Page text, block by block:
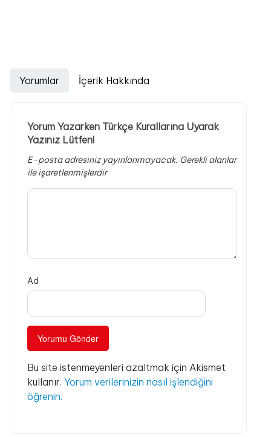
Yorumlar İçerik Hakkında
Yorum Yazarken Türkçe Kurallarına Uyarak
Yazınız Lütfen!
E-posta adresiniz yayınlanmayacak. Gerekli alanlar
ile işaretlenmişlerdir
Ad
Bu site istenmeyenleri azaltmak için Akismet
kullanır. Yorum verilerinizin nasıl işlendiğini
öğrenin.